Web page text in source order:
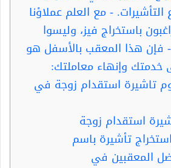
- مع العلم عملاؤنا
باستخراج فيز، وليسوا
- فإن هذا المعقب بالأسفل هو
خدمتك وإنهاء معاملتك:
تاشيرة استقدام زوجة في
استقدام زوجة
تأشيرة باسم
المعقبين في